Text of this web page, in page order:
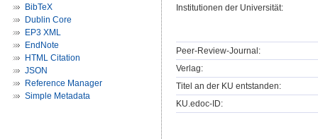
BibTeX
Dublin Core
EP3 XML
EndNote
HTML Citation
JSON
Reference Manager
Simple Metadata
Institutionen der Universität:
Peer-Review-Journal:
Verlag:
Titel an der KU entstanden:
KU.edoc-ID: